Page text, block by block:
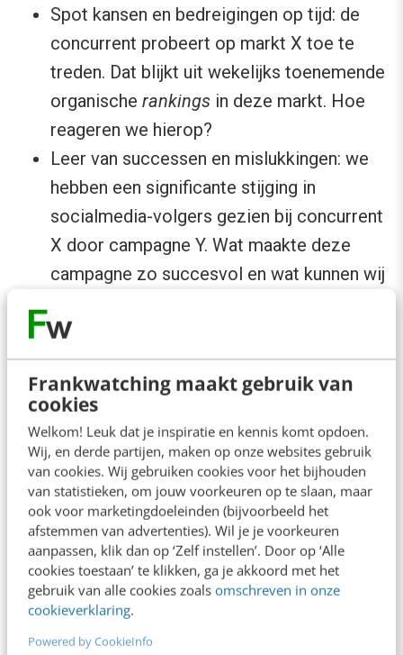
Frankwatching maakt gebruik van
cookies
Welkom! Leuk dat je inspiratie en kennis komt opdoen.
Wij, en derde partijen, maken op onze websites gebruik
van cookies. Wij gebruiken cookies voor het bijhouden
van statistieken, om jouw voorkeuren op te slaan, maar
ook voor marketingdoeleinden (bijvoorbeeld het
afstemmen van advertenties). Wil je je voorkeuren
aanpassen, klik dan op ‘Zelf instellen’. Door op ‘Alle
cookies toestaan’ te klikken, ga je akkoord met het
gebruik van alle cookies zoals omschreven in onze
cookieverklaring.
Powered by CookieInfo
Spot kansen en bedreigingen op tijd: de
concurrent probeert op markt X toe te
treden. Dat blijkt uit wekelijks toenemende
organische rankings in deze markt. Hoe
reageren we hierop?
Leer van successen en mislukkingen: we
hebben een significante stijging in
socialmedia-volgers gezien bij concurrent
X door campagne Y. Wat maakte deze
campagne zo succesvol en wat kunnen wij
Ga om met een
focus op de belangrijkste KPI’s en
benchmark ze ten opzichte van de
concurrentie. Dan voorkom je een
onverantwoorde focus op irrelevante en
geïsoleerde metrics.
Audit je media- en/of online-bureau: we
hebben de afgelopen jaren veel geld
uitgegeven aan strategisch advies. Wat is
hieraan nou echt anders dan de resultaten
die ons bureau ons laat zien? Doen we het
echt goed in vergelijking met anderen?